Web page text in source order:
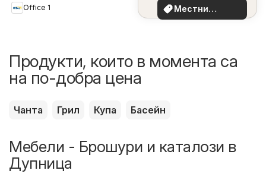
Office 1
Местни
оферти
Продукти, които в момента са
на по-добра цена
Чанта Грил Купа Басейн
Мебели - Брошури и каталози в
Дупница